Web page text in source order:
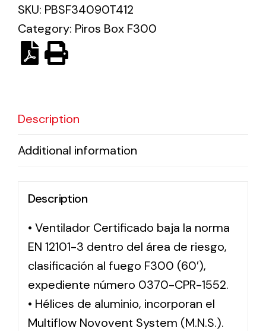
Solar lighting
Variety of solar solutions for all kinds of needs.
SKU: PBSF34090T412
Category: Piros Box F300
Description
Additional information
Description
• Ventilador Certificado baja la norma
EN 12101-3 dentro del área de riesgo,
clasificación al fuego F300 (60′),
expediente número 0370-CPR-1552.
• Hélices de aluminio, incorporan el
Multiflow Novovent System (M.N.S.).